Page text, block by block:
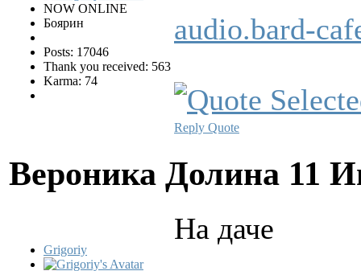
NOW ONLINE
Боярин
Posts: 17046
Thank you received: 563
Karma: 74
audio.bard-
Reply Quote
Вероника Долина 11
Grigoriy
Hа даче